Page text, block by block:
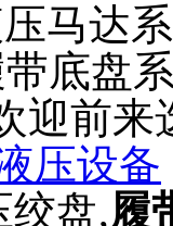
马达
底盘
迎前来
压设备
绞盘,履